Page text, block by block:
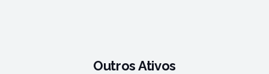
Outros Ativos